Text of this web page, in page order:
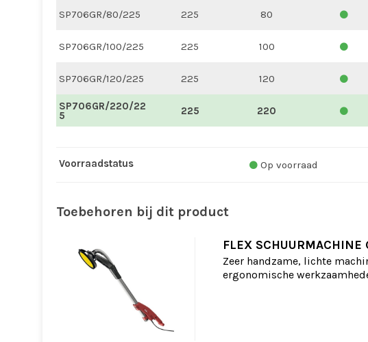
SP706GR/80/225 225 80
SP706GR/100/225 225 100
SP706GR/120/225 225 120
SP706GR/220/22
5 225 220
Voorraadstatus Op voorraad
Toebehoren bij dit product
FLEX SCHUURMACHINE
Zeer handzame, lichte
ergonomische